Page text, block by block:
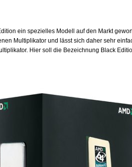
ein spezielles Modell auf den Markt
Multiplikator und lässt sich daher sehr
Hier soll die Bezeichnung Black